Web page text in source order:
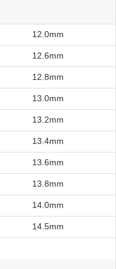
12.0mm
12.6mm
12.8mm
13.0mm
13.2mm
13.4mm
13.6mm
13.8mm
14.0mm
14.5mm